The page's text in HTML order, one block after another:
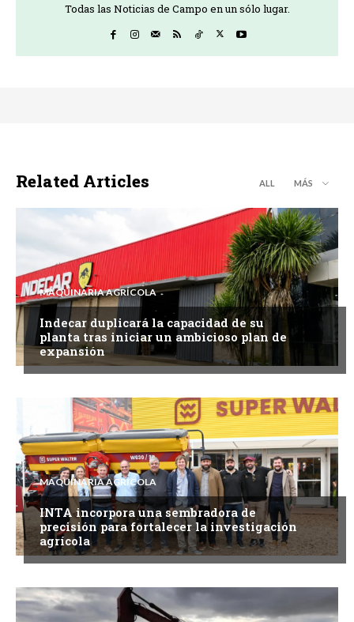
Todas las Noticias de Campo en un sólo lugar.
Related Articles ALL MÁS
MAQUINARIA AGRÍCOLA
Indecar duplicará la capacidad de su
planta tras iniciar un ambicioso plan de
expansión
MAQUINARIA AGRÍCOLA
INTA incorpora una sembradora de
precisión para fortalecer la investigación
agrícola